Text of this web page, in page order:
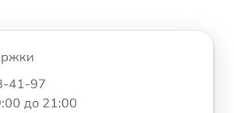
41-97
до 21:00